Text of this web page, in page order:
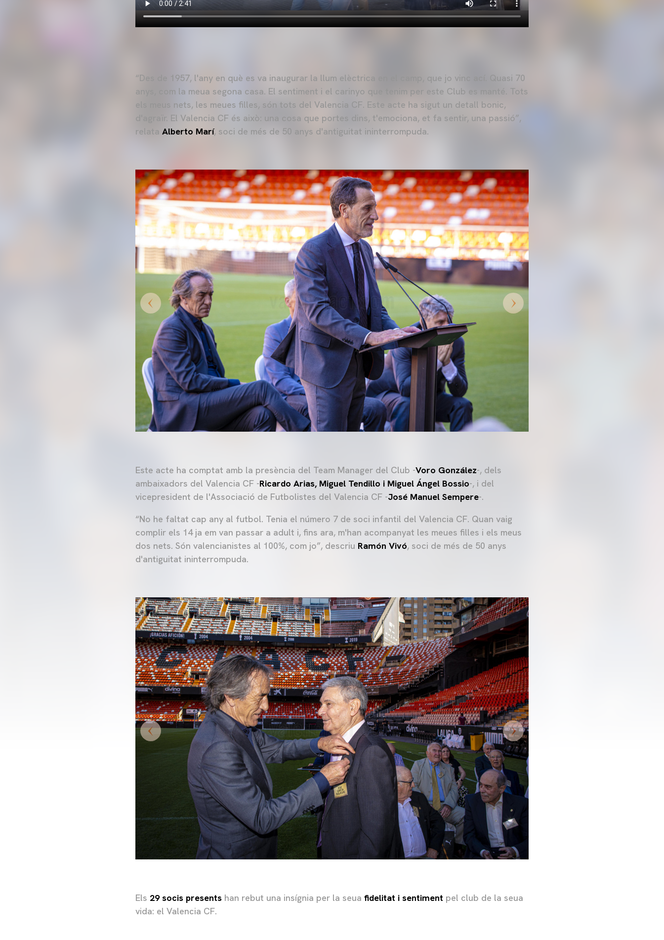
“Des de 1957, l'any en què es va inaugurar la llum elèctrica en el camp, que jo vinc ací. Quasi 70
anys, com la meua segona casa. El sentiment i el carinyo que tenim per este Club es manté. Tots
els meus nets, les meues filles, són tots del Valencia CF. Este acte ha sigut un detall bonic,
d'agraïr. El Valencia CF és això: una cosa que portes dins, t'emociona, et fa sentir, una passió”,
relata Alberto Marí, soci de més de 50 anys d'antiguitat ininterrompuda.
Este acte ha comptat amb la presència del Team Manager del Club -Voro González-, dels
ambaixadors del Valencia CF -Ricardo Arias, Miguel Tendillo i Miguel Ángel Bossio-, i del
vicepresident de l'Associació de Futbolistes del Valencia CF -José Manuel Sempere-.
“No he faltat cap any al futbol. Tenia el número 7 de soci infantil del Valencia CF. Quan vaig
complir els 14 ja em van passar a adult i, fins ara, m'han acompanyat les meues filles i els meus
dos nets. Són valencianistes al 100%, com jo”, descriu Ramón Vivó, soci de més de 50 anys
d'antiguitat ininterrompuda.
Els 29 socis presents han rebut una insígnia per la seua fidelitat i sentiment pel club de la seua
vida: el Valencia CF.